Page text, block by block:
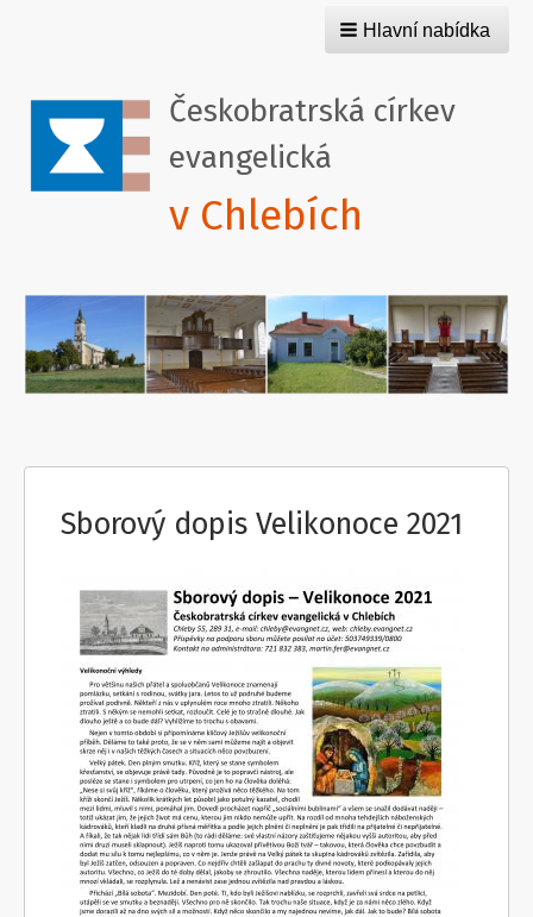
Hlavní nabídka
Českobratrská církev
evangelická
v Chlebích
Sborový dopis Velikonoce 2021